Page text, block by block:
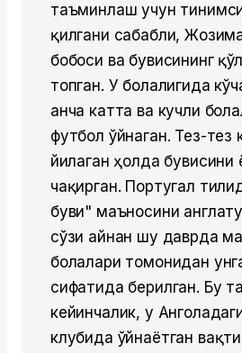
таъминлаш учун
қилгани сабабли,
бобоси ва бувисининг
топган. У болалигида
анча катта ва кучли
футбол ўйнаган. Тез-тез
йиғлаган ҳолда
чақирган. Португал
буви" маъносини
сўзи айнан шу даврда
болалари томонидан
сифатида берилган. Бу
кейинчалик, у
клубида ўйнаётган